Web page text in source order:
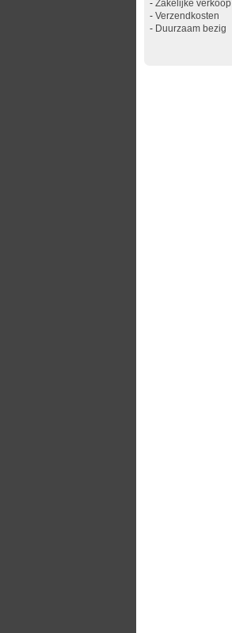
- Zakelijke verkoop
- Verzendkosten
- Duurzaam bezig